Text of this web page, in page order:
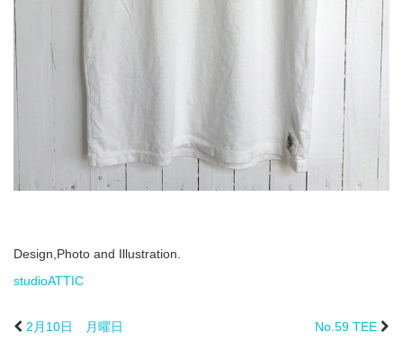
Design,Photo and Illustration.
studioATTIC
2月10日 月曜日 No.59 TEE